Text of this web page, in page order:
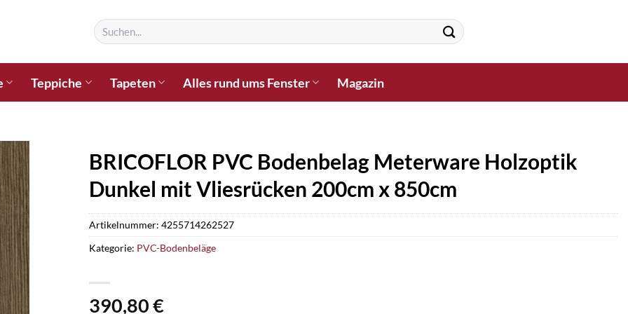
Suchen
nach:
Teppiche Tapeten Alles rund ums Fenster Magazin
BRICOFLOR PVC Bodenbelag Meterware Holzoptik
Dunkel mit Vliesrücken 200cm x 850cm
390,80€
Artikelnummer: 4255714262527
Kategorie: PVC-Bodenbeläge